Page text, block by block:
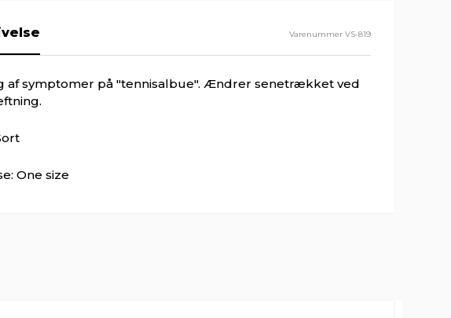
Varenummer VS-819
af symptomer på "tennisalbue". Ændrer senetrækket ved
One size